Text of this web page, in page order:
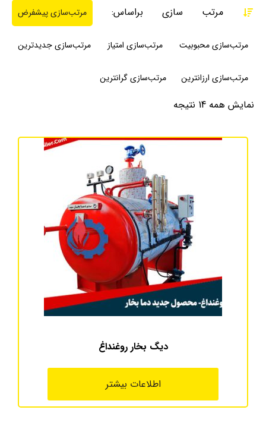
نمایش همه 14 نتیجه
مرتب سازی براساس: مرتب‌سازی پیشفرض
مرتب‌سازی محبوبیت مرتب‌سازی امتیاز مرتب‌سازی جدیدترین
مرتب‌سازی ارزانترین مرتب‌سازی گرانترین
دیگ بخار روغنداغ
اطلاعات بیشتر